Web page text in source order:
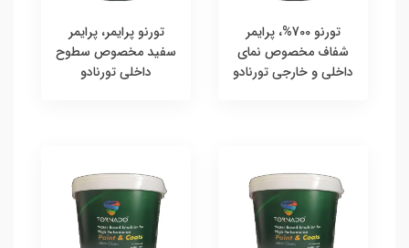
تورنو 700%، پرایمر
شفاف مخصوص نمای
داخلی و خارجی تورنادو
تورنو پرایمر، پرایمر
سفید مخصوص سطوح
داخلی تورنادو